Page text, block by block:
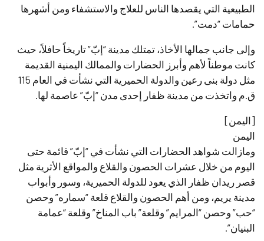
الطبيعية التي يقصدها الناس للعلاج والاستشفاء ومن أشهرها
حمامات “دمت”.
وإلى جانب جمالها الأخاذ، تمتلك مدينة “إبّ” تاريخاً حافلاً، حيث
كانت موطناً لأهم وأبرز الحضارات والممالك اليمنية القديمة
مثل دولة بنى رعين والدولة الحميرية التي نشأت في العام 115
ق.م واتخذت من مدينة ظفار إحدى مدن “إبّ” عاصمة لها.
[اليمن]
اليمن
ومازالت شواهد الحضارات التي نشأت في “إبّ” قائمة حتى
اليوم من خلال عشرات الحصون والقلاع والمواقع الأثرية مثل
قصر ريدان ظفار الذي يعود للدولة الحميرية، وسور وأبواب
مدينة يريم، ومن أهم الحصون والقلاع قلعة “سماره” وحصن
“حب” وحصن “المرايم” وقلعة” باب المناخ” وقلعة “عمامة
البنيان”.